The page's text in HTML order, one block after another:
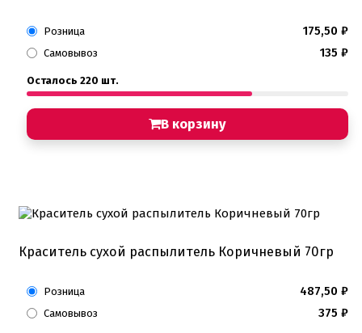
Розница 175,50 ₽
Самовывоз 135 ₽
Осталось 220 шт.
В корзину
Краситель сухой распылитель Коричневый 70гр
Розница 487,50 ₽
Самовывоз 375 ₽